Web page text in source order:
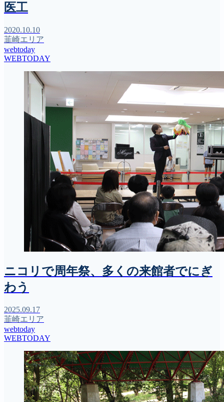
医工
2020.10.10
韮崎エリア
webtoday
WEBTODAY
ニコリで周年祭、多くの来館者でにぎ
わう
2025.09.17
韮崎エリア
webtoday
WEBTODAY